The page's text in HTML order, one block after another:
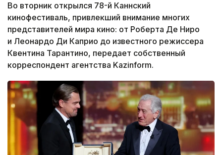
Во вторник открылся 78-й Каннский
кинофестиваль, привлекший внимание многих
представителей мира кино: от Роберта Де Ниро
и Леонардо Ди Каприо до известного режиссера
Квентина Тарантино, передает собственный
корреспондент агентства Kazinform.